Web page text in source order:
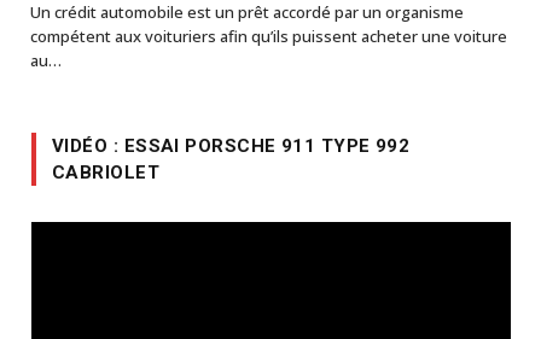
Un crédit automobile est un prêt accordé par un organisme
compétent aux voituriers afin qu’ils puissent acheter une voiture
au…
VIDÉO : ESSAI PORSCHE 911 TYPE 992
CABRIOLET